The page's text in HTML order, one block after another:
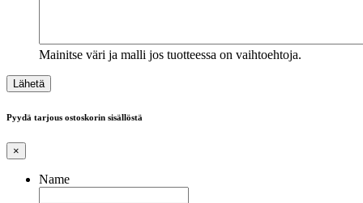
Mainitse väri ja malli jos tuotteessa on vaihtoehtoja.
Pyydä tarjous ostoskorin sisällöstä
×
Name